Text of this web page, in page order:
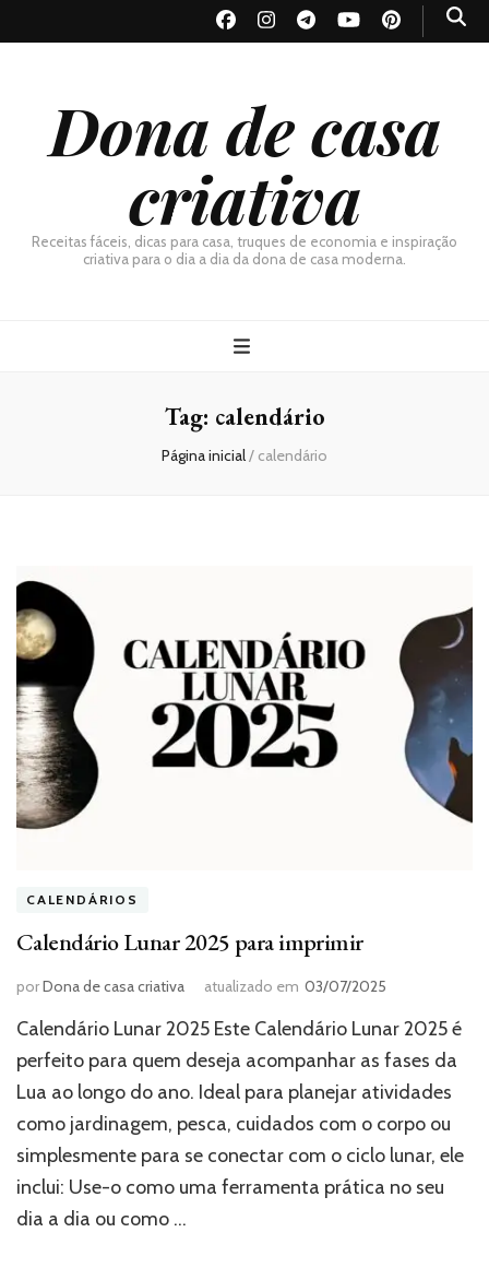
Dona de casa
criativa
Receitas fáceis, dicas para casa, truques de economia e inspiração
criativa para o dia a dia da dona de casa moderna.
Tag: calendário
Página inicial/ calendário
CALENDÁRIOS
Calendário Lunar 2025 para imprimir
porDona de casa criativa atualizado em 03/07/2025
Calendário Lunar 2025 Este Calendário Lunar 2025 é
perfeito para quem deseja acompanhar as fases da
Lua ao longo do ano. Ideal para planejar atividades
como jardinagem, pesca, cuidados com o corpo ou
simplesmente para se conectar com o ciclo lunar, ele
inclui: Use-o como uma ferramenta prática no seu
dia a dia ou como …